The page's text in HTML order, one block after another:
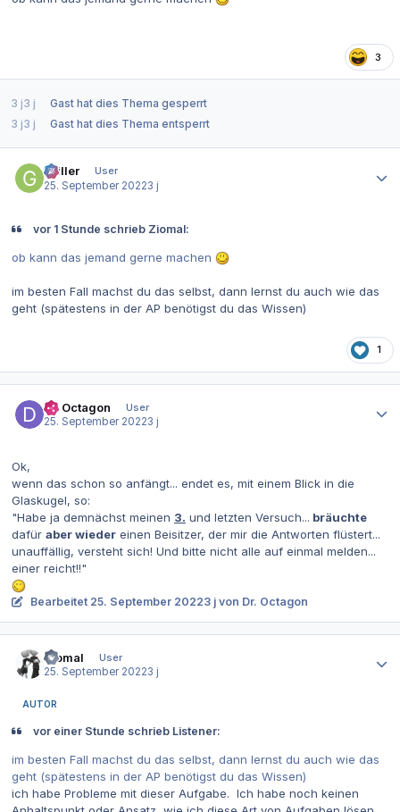
3
3 j3 j Gasthat dies Thema gesperrt
3 j3 j Gasthat dies Thema entsperrt
Griller
User
25. September 20223 j
vor 1 Stunde schrieb Ziomal:
ob kann das jemand gerne machen
im besten Fall machst du das selbst, dann lernst du auch wie das
geht (spätestens in der AP benötigst du das Wissen)
1
Dr. Octagon
User
25. September 20223 j
Ok,
wenn das schon so anfängt... endet es, mit einem Blick in die
Glaskugel, so:
"Habe ja demnächst meinen 3. und letzten Versuch... bräuchte
dafür aber wieder einen Beisitzer, der mir die Antworten flüstert...
unauffällig, versteht sich! Und bitte nicht alle auf einmal melden...
einer reicht!!"
Bearbeitet 25. September 20223 j von Dr. Octagon
Ziomal
User
25. September 20223 j
AUTOR
vor einer Stunde schrieb Listener:
im besten Fall machst du das selbst, dann lernst du auch wie das
geht (spätestens in der AP benötigst du das Wissen)
ich habe Probleme mit dieser Aufgabe. Ich habe noch keinen